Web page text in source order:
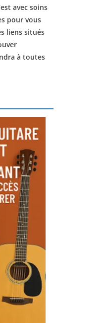
avec soins
pour vous
liens situés
à toutes